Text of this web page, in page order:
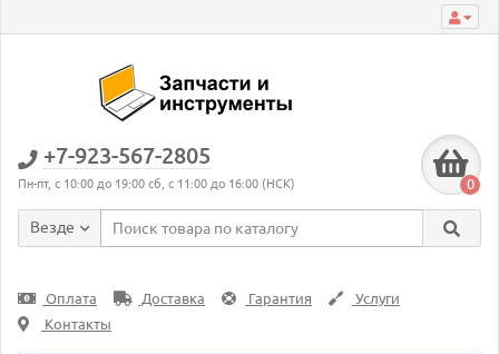
+7-923-567-2805
Пн-пт, с 10:00 до 19:00 сб, с 11:00 до 16:00 (НСК) 0
Везде
Оплата Доставка Гарантия
Услуги
Контакты